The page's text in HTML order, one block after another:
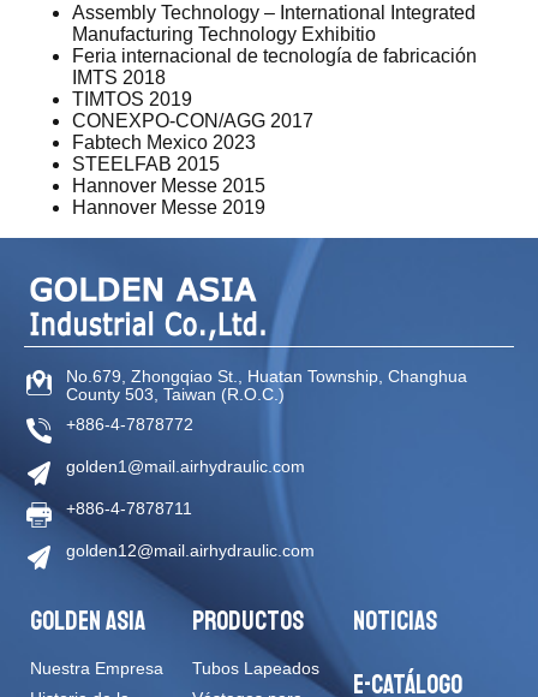
Assembly Technology – International Integrated
Manufacturing Technology Exhibitio
Feria internacional de tecnología de fabricación
IMTS 2018
TIMTOS 2019
CONEXPO-CON/AGG 2017
Fabtech Mexico 2023
STEELFAB 2015
Hannover Messe 2015
Hannover Messe 2019
No.679, Zhongqiao St Huatan Township Changhua
County 503 Taiwan (R.O.C.)
+886-4-7878772
golden1@mail.airhydraulic.com
+886-4-7878711
golden12@mail.airhydraulic.com
GOLDEN ASIA
Nuestra Empresa
PRODUCTOS
Tubos Lapeados
NOTICIAS
E-CATÁLOGO